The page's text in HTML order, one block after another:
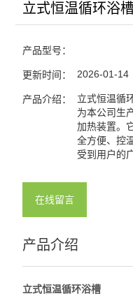
立式恒温循环浴槽
产品型号：
更新时间： 2026-01-14
产品介绍：
立式恒温循
为本公司生
加热装置。
全方便、控
受到用户的
在线留言
产品介绍
立式恒温循环浴槽